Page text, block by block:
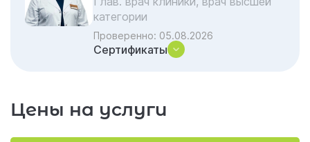
Комплексный подход: как проходит
очищение в нашем центре
Почему детоксикацию нельзя проводить
Заключение
категории
Проверенно: 05.08.2026
Сертификаты
Цены на услуги